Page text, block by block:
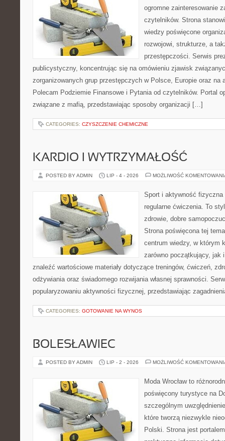
ogromne zainteresowanie
czytelników. Strona
wiedzy poświęcone
rozwojowi, strukturze, a
przestępczości. Serwis
publicystyczny, koncentrując się na omówieniu zjawisk
zorganizowanych grup przestępczych w Polsce, Europie oraz na
Polecam Podziemie Finansowe i Pytania od czytelników. Portal
związane z mafią, przedstawiając sposoby organizacji […]
CATEGORIES: CZYSZCZENIE CHEMICZNE
KARDIO I WYTRZYMAŁOŚĆ
POSTED BY ADMIN LIP - 4 - 2026 MOŻLIWOŚĆ
Sport i aktywność
regularne ćwiczenia. To
zdrowie, dobre
Strona poświęcona tej
centrum wiedzy, w którym
zarówno początkujący, jak
znaleźć wartościowe materiały dotyczące treningów, ćwiczeń,
odżywiania oraz świadomego rozwijania własnej sprawności.
popularyzowaniu aktywności fizycznej, przedstawiając
CATEGORIES: GOTOWANIE NA WYNOS
BOLESŁAWIEC
POSTED BY ADMIN LIP - 2 - 2026 MOŻLIWOŚĆ
Moda Wrocław to
poświęcony turystyce na
szczególnym
które tworzą niezwykle
Polski. Strona jest